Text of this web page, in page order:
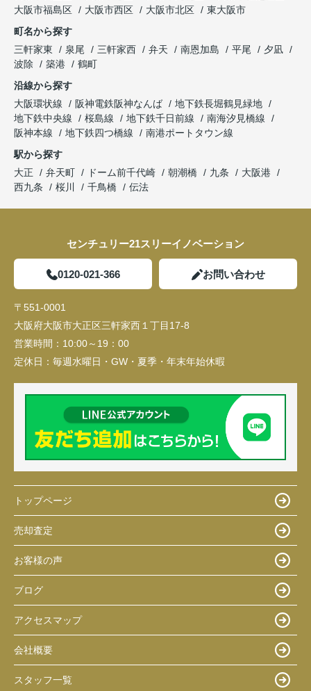
大阪市福島区
大阪市西区 大阪市北区
東大阪市
町名から探す
三軒家東
泉尾 三軒家西 弁天 南恩加島 平尾
夕凪
波除
築港
鶴町
沿線から探す
大阪環状線
阪神電鉄阪神なんば
地下鉄長堀鶴見緑地
地下鉄中央線
桜島線 地下鉄千日前線
南海汐見橋線
阪神本線
地下鉄四つ橋線
南港ポートタウン線
駅から探す
大正
弁天町 ドーム前千代崎 朝潮橋 九条
大阪港
西九条
桜川 千鳥橋 伝法
センチュリー21スリーイノベーション
0120-021-366 お問い合わせ
〒551-0001
大阪府大阪市大正区三軒家西１丁目17-8
営業時間： 10:00～19：00
定休日： 毎週水曜日・GW・夏季・年末年始休暇
トップページ
売却査定
お客様の声
ブログ
アクセスマップ
会社概要
スタッフ一覧